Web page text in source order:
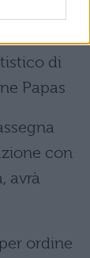
di
Papas
con
avrà
ordine